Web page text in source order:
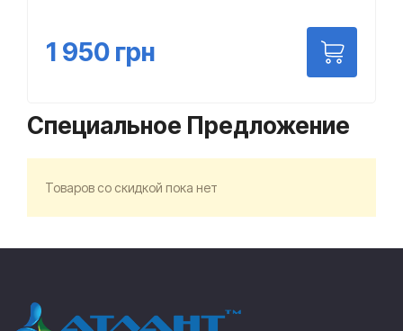
1 950 грн
Специальное Предложение
Товаров со скидкой пока нет